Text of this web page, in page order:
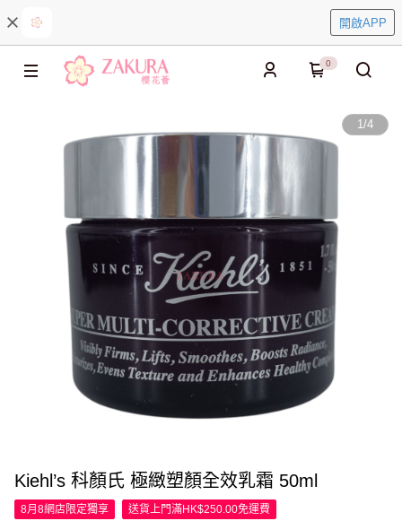
開啟APP
0
1/4
Kiehl’s 科顏氏 極緻塑顏全效乳霜 50ml
8月8網店限定獨享 送貨上門滿HK$250.00免運費